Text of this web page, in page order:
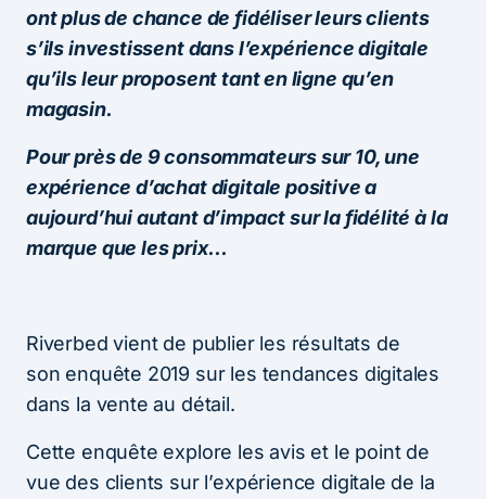
ont plus de chance de fidéliser leurs clients
s’ils investissent dans l’expérience digitale
qu’ils leur proposent tant en ligne qu’en
magasin.
Pour près de 9 consommateurs sur 10, une
expérience d’achat digitale positive a
aujourd’hui autant d’impact sur la fidélité à la
marque que les prix…
Riverbed vient de publier les résultats de
son enquête 2019 sur les tendances digitales
dans la vente au détail.
Cette enquête explore les avis et le point de
vue des clients sur l’expérience digitale de la